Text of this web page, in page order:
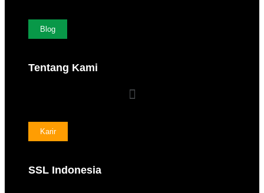
Blog
Tentang Kami
Karir
SSL Indonesia